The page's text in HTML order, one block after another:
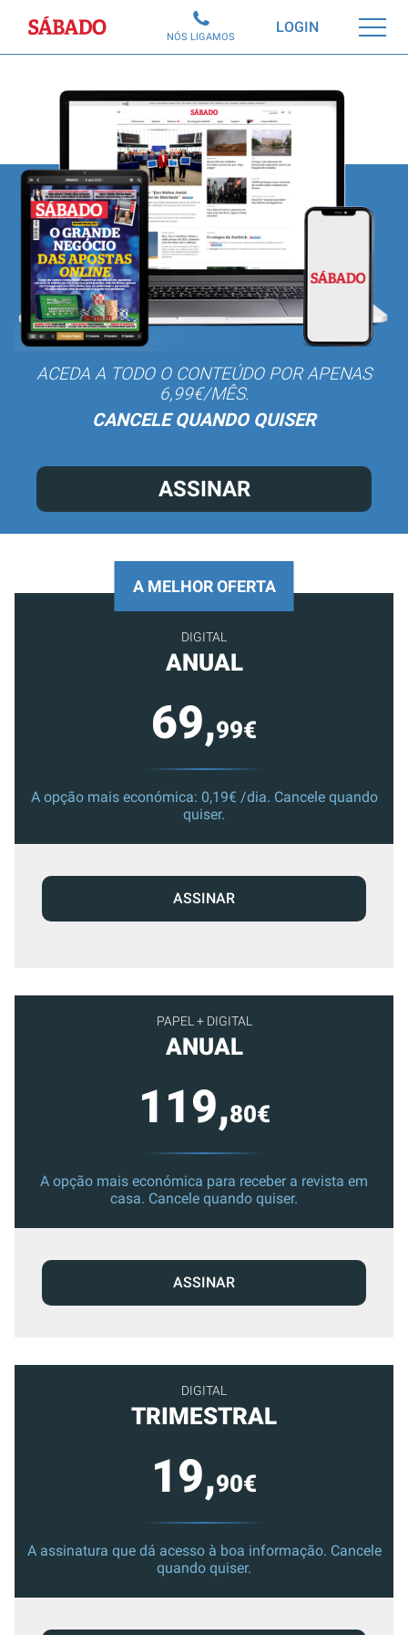
Sábado LOGIN
NÓS LIGAMOS
ACEDA A TODO O CONTEÚDO POR APENAS
6,99€/MÊS.
CANCELE QUANDO QUISER
ASSINAR
PAPEL + DIGITAL
ANUAL
119,80€
A opção mais económica para receber a revista em
casa. Cancele quando quiser.
ASSINAR
DIGITAL
TRIMESTRAL
19,90€
A assinatura que dá acesso à boa informação. Cancele
quando quiser.
A MELHOR OFERTA
DIGITAL
ANUAL
69,99€
A opção mais económica: 0,19€ /dia. Cancele quando
quiser.
ASSINAR